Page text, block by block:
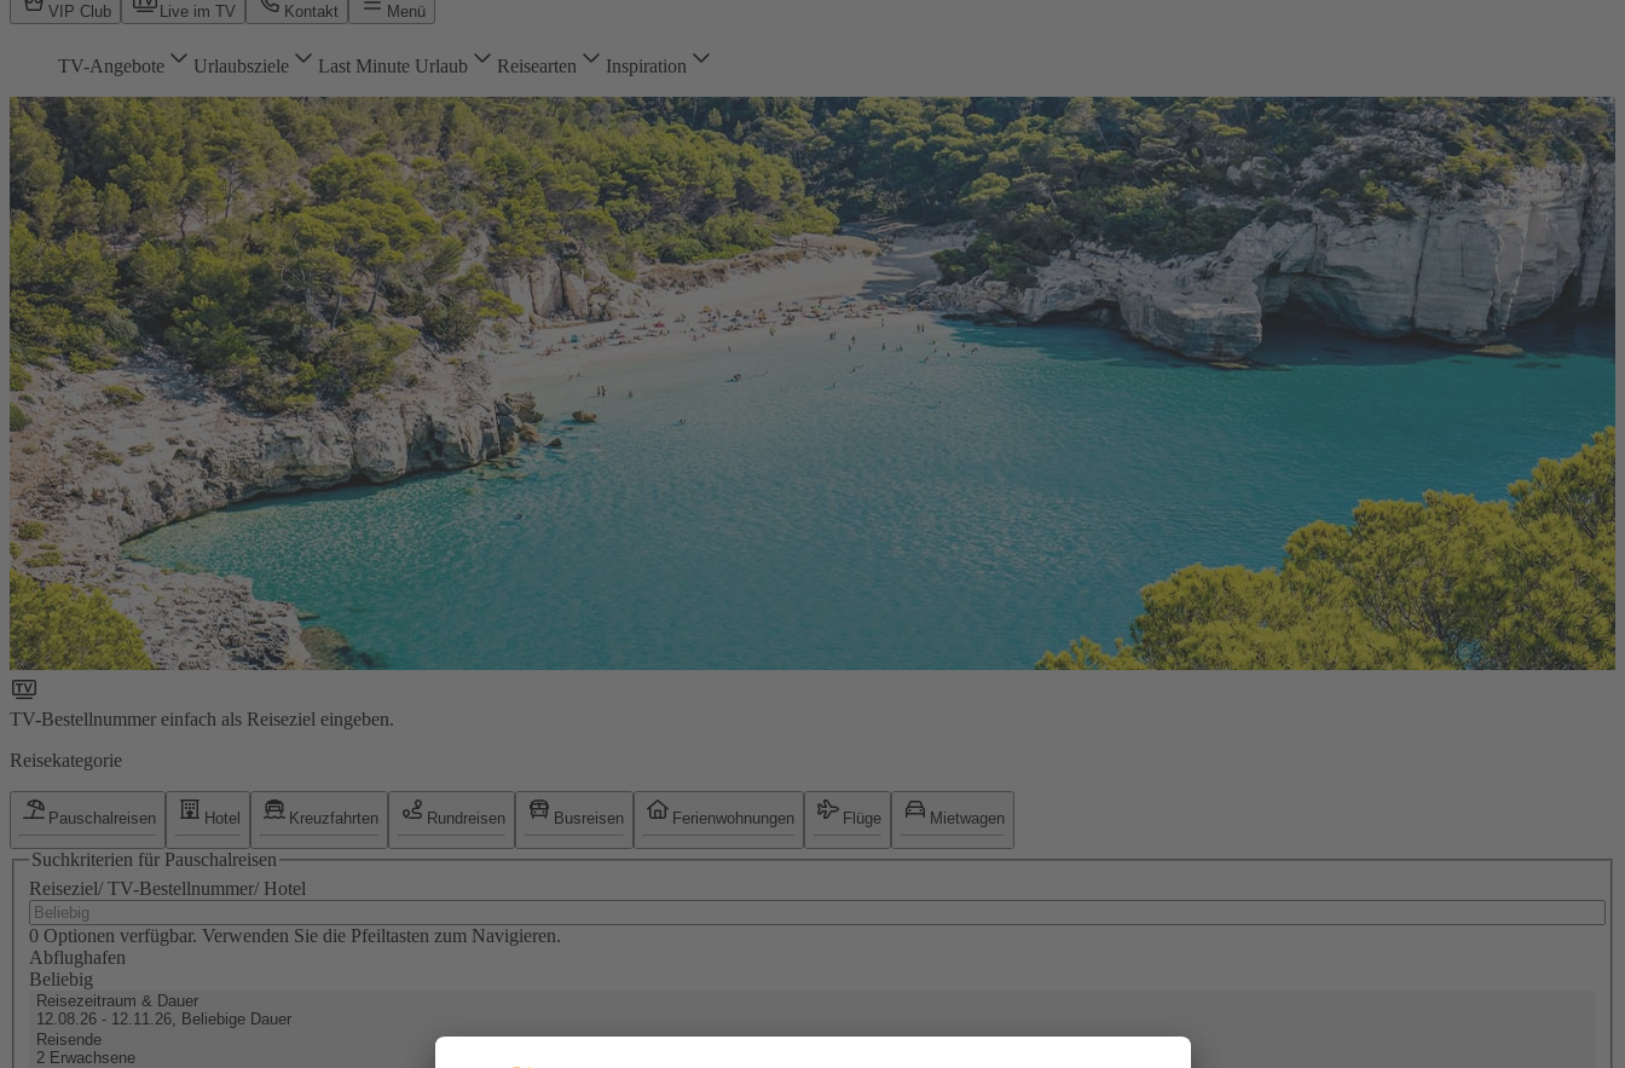
VIP Club Live im TV Kontakt Menü
TV-Angebote Urlaubsziele Last Minute Urlaub Reisearten Inspiration
TV-Bestellnummer einfach als Reiseziel eingeben.
Reisekategorie
Pauschalreisen Hotel Kreuzfahrten Rundreisen Busreisen Ferienwohnungen Flüge Mietwagen
Suchkriterien für Pauschalreisen
Reiseziel/ TV-Bestellnummer/ Hotel
0 Optionen verfügbar. Verwenden Sie die Pfeiltasten zum Navigieren.
Abflughafen
Beliebig
Reisezeitraum & Dauer
12.08.26 - 12.11.26, Beliebige Dauer
Reisende
2 Erwachsene